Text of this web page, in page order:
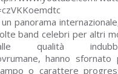
un panorama
band celebri per altri
qualità
hanno sfornato
o carattere